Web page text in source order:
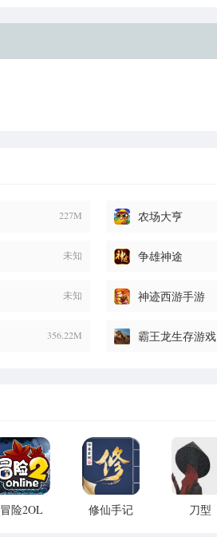
227M 农场大亨
未知 争雄神途
未知 神迹西游手游
356.22M 霸王龙生存游戏
冒险2OL 修仙手记 刀型